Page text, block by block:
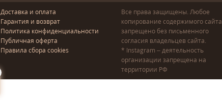
Доставка и оплата
Гарантия и возврат
Политика конфиденциальности
Публичная оферта
Правила сбора cookies
Все права защищены. Любое
копирование содержимого сайта
запрещено без письменного
согласия владельцев сайта.
* Instagram – деятельность
организации запрещена на
территории РФ